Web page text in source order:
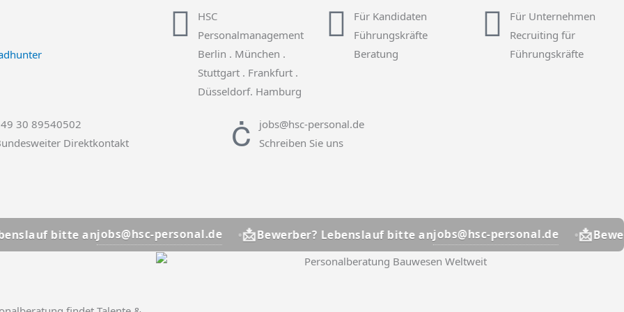
HSC
Personalmanagement
Berlin . München .
Stuttgart . Frankfurt .
Düsseldorf. Hamburg
Für Kandidaten
Führungskräfte
Beratung
Für Unternehmen
Recruiting für
Führungskräfte
30 89540502
Direktkontakt
jobs@hsc-personal.de
Schreiben Sie uns
anjobs@hsc-personal.de 📩Bewerber? Lebenslauf bitte anjobs@hsc-personal.de 📩Bewerber?